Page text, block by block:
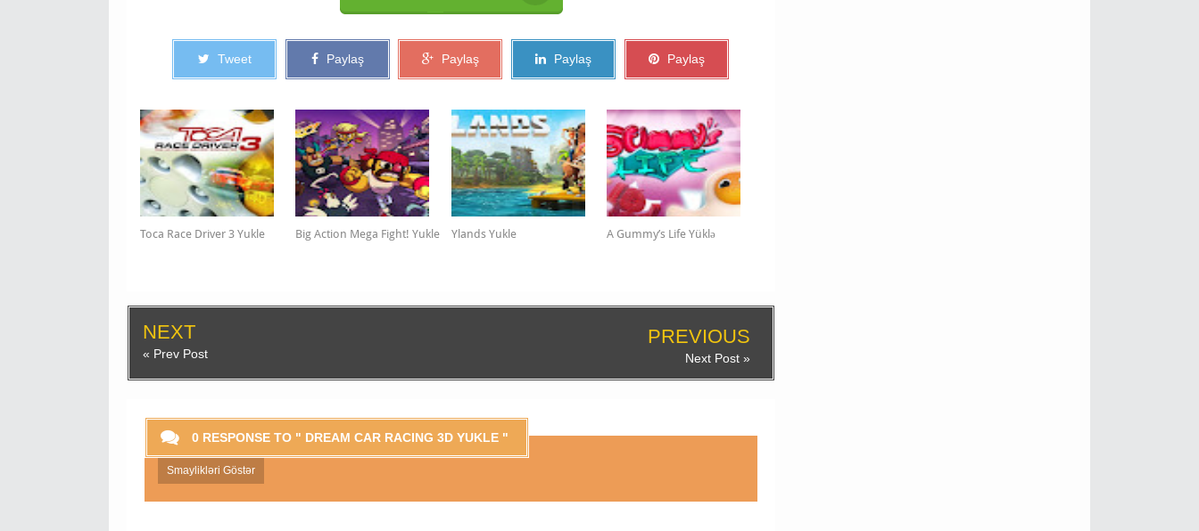
Tweet Paylaş Paylaş Paylaş Paylaş
Toca Race Driver 3 Yukle Big Action Mega Fight! Yukle Ylands Yukle A Gummy’s Life Yüklə
NEXT
« Prev Post
PREVIOUS
Next Post »
0 RESPONSE TO " DREAM CAR RACING 3D YUKLE "
Smaylikləri Göstər